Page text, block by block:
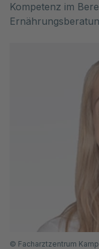
Kompetenz im
© Facharztzentrum